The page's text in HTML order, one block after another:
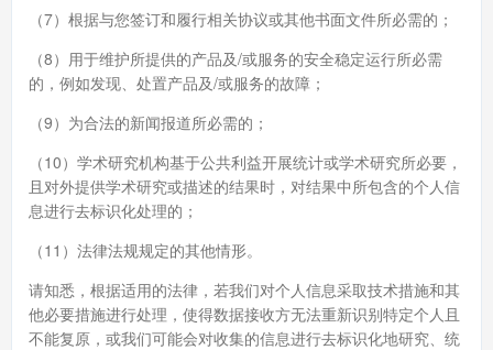
（7）根据与您签订和履行相关协议或其他书面文件所必需的；
（8）用于维护所提供的产品及/或服务的安全稳定运行所必需
的，例如发现、处置产品及/或服务的故障；
（9）为合法的新闻报道所必需的；
（10）学术研究机构基于公共利益开展统计或学术研究所必要，
且对外提供学术研究或描述的结果时，对结果中所包含的个人信
息进行去标识化处理的；
（11）法律法规规定的其他情形。
请知悉，根据适用的法律，若我们对个人信息采取技术措施和其
他必要措施进行处理，使得数据接收方无法重新识别特定个人且
不能复原，或我们可能会对收集的信息进行去标识化地研究、统